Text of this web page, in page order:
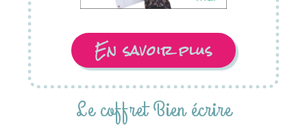
En savoir plus
Le coffret Bien écrire